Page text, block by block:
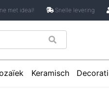
met ideal! Snelle levering
Keramisch